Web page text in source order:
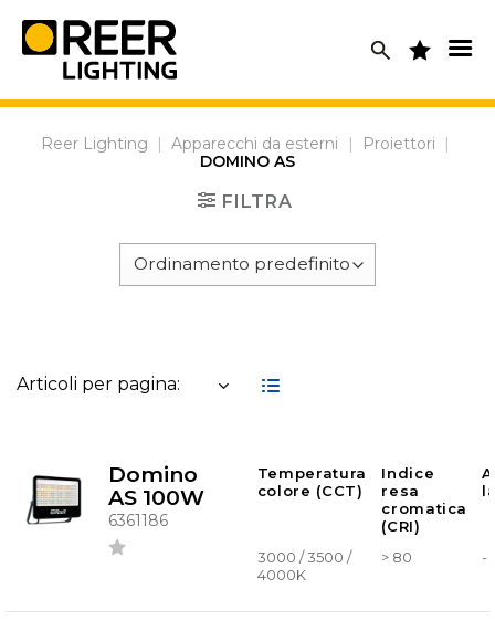
content
Reer Lighting | Apparecchi da esterni | Proiettori
|
DOMINO AS
FILTRA
Articoli per pagina:
Domino
AS 100W
6361186
Temperatura
colore (CCT)
Indice
resa
cromatica
(CRI)
3000 / 3500 /
4000K
> 80 -